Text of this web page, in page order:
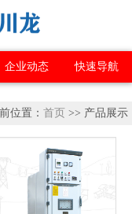
企业动态 快速导航
位置： 首页 >> 产品展示